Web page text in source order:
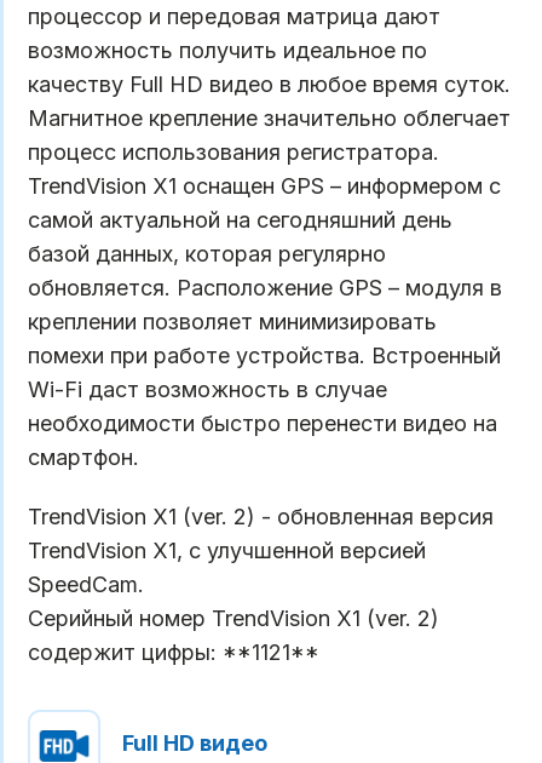
процессор и передовая матрица дают
возможность получить идеальное по
качеству Full HD видео в любое время суток.
Магнитное крепление значительно облегчает
процесс использования регистратора.
TrendVision X1 оснащен GPS – информером с
самой актуальной на сегодняшний день
базой данных, которая регулярно
обновляется. Расположение GPS – модуля в
креплении позволяет минимизировать
помехи при работе устройства. Встроенный
Wi-Fi даст возможность в случае
необходимости быстро перенести видео на
смартфон.
TrendVision X1 (ver. 2)​ - обновленная версия
TrendVision X1, с улучшенной версией
SpeedCam.
Cерийный номер TrendVision X1 (ver. 2)​
содержит цифры: **1121**
Full HD видео